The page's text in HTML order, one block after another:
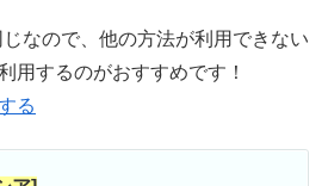
なので、他の方法が利用できない
用するのがおすすめです！
る